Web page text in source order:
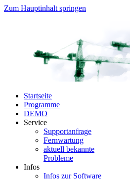
Zum Hauptinhalt springen
Startseite
Programme
DEMO
Service
Supportanfrage
Fernwartung
aktuell bekannte
Probleme
Infos
Infos zur Software